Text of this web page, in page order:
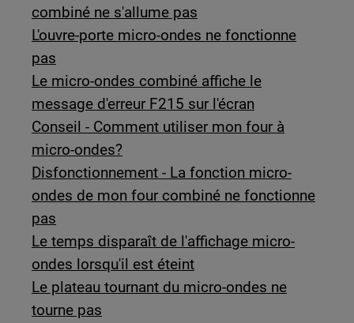
combiné ne s'allume pas
L'ouvre-porte micro-ondes ne fonctionne
pas
Le micro-ondes combiné affiche le
message d'erreur F215 sur l'écran
Conseil - Comment utiliser mon four à
micro-ondes?
Disfonctionnement - La fonction micro-
ondes de mon four combiné ne fonctionne
pas
Le temps disparaît de l'affichage micro-
ondes lorsqu'il est éteint
Le plateau tournant du micro-ondes ne
tourne pas